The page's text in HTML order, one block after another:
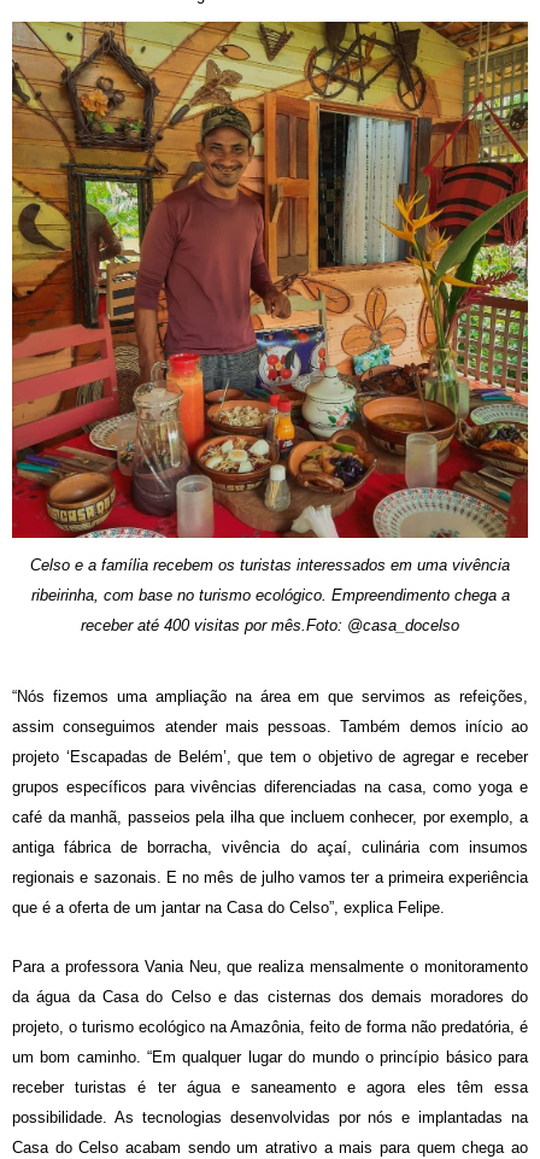
Celso e a família recebem os turistas interessados em uma vivência
ribeirinha, com base no turismo ecológico. Empreendimento chega a
receber até 400 visitas por mês.Foto: @casa_docelso
“Nós fizemos uma ampliação na área em que servimos as refeições,
assim conseguimos atender mais pessoas. Também demos início ao
projeto ‘Escapadas de Belém’, que tem o objetivo de agregar e receber
grupos específicos para vivências diferenciadas na casa, como yoga e
café da manhã, passeios pela ilha que incluem conhecer, por exemplo, a
antiga fábrica de borracha, vivência do açaí, culinária com insumos
regionais e sazonais. E no mês de julho vamos ter a primeira experiência
que é a oferta de um jantar na Casa do Celso”, explica Felipe.
Para a professora Vania Neu, que realiza mensalmente o monitoramento
da água da Casa do Celso e das cisternas dos demais moradores do
projeto, o turismo ecológico na Amazônia, feito de forma não predatória, é
um bom caminho. “Em qualquer lugar do mundo o princípio básico para
receber turistas é ter água e saneamento e agora eles têm essa
possibilidade. As tecnologias desenvolvidas por nós e implantadas na
Casa do Celso acabam sendo um atrativo a mais para quem chega ao